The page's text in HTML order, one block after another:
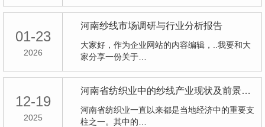
01-23
2026
河南纱线市场调研与行业分析报告
大家好，作为企业网站的内容编辑，..我要和大
家分享一份关于…
12-19
2025
河南省纺织业中的纱线产业现状及前景展望
河南省纺织业一直以来都是当地经济中的重要支
柱之一。其中的…